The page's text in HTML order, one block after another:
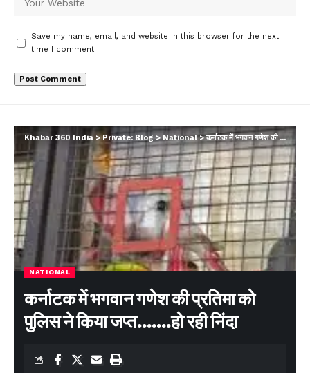
Save my name, email, and website in this browser for the next
time I comment.
Khabar 360 India >Private: Blog>National>कर्नाटक में भगवान गणेश की प्रतिमा को पुलिस ने किया जप्त…….हो रही निंदा
NATIONAL
कर्नाटक में भगवान गणेश की प्रतिमा को
पुलिस ने किया जप्त…….हो रही निंदा